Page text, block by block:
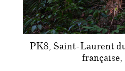
PK8, Saint-Laurent
française,